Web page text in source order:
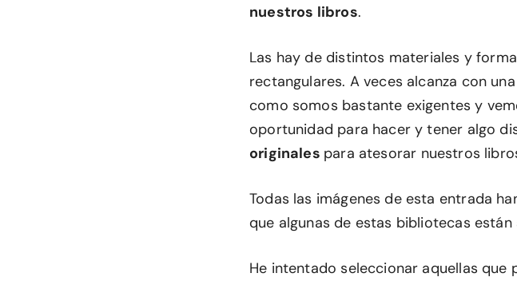
nuestros libros.
Las hay de distintos materiales y
rectangulares. A veces alcanza con
como somos bastante exigentes y
oportunidad para hacer y tener algo
originales para atesorar nuestros
Todas las imágenes de esta entrada
que algunas de estas bibliotecas
He intentado seleccionar aquellas